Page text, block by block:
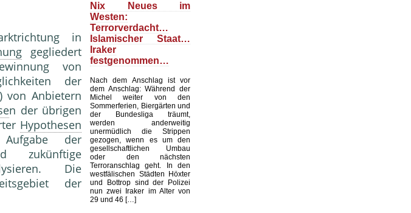
in
gegliedert
von
der
von Anbietern
n der übrigen
Hypothesen
der
zukünftige
Die
der
Nix Neues im
Westen:
Terrorverdacht…
Islamischer Staat…
Iraker
festgenommen…
Nach dem Anschlag ist vor
dem Anschlag: Während der
Michel weiter von den
Sommerferien, Biergärten und
der Bundesliga träumt,
werden anderweitig
unermüdlich die Strippen
gezogen, wenn es um den
gesellschaftlichen Umbau
oder den nächsten
Terroranschlag geht. In den
westfälischen Städten Höxter
und Bottrop sind der Polizei
nun zwei Iraker im Alter von
29 und 46 […]